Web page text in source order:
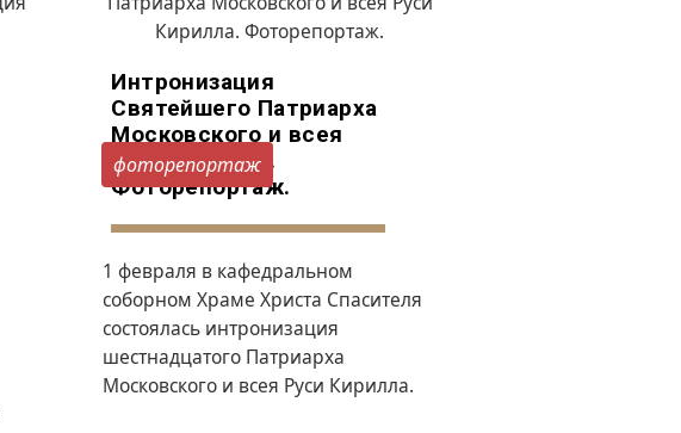
фоторепортаж
Интронизация
Святейшего Патриарха
Московского и всея
Руси Кирилла.
Фоторепортаж.
1 февраля в кафедральном
соборном Храме Христа Спасителя
состоялась интронизация
шестнадцатого Патриарха
Московского и всея Руси Кирилла.